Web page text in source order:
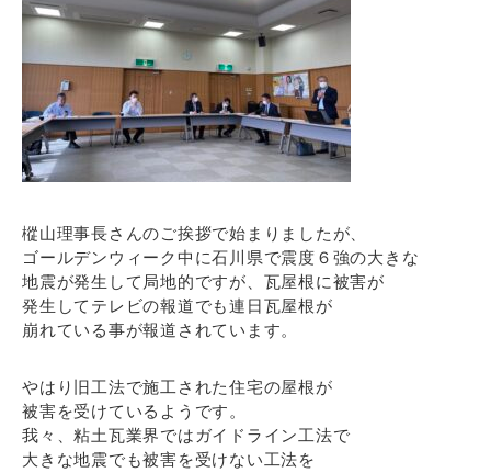
樅山理事長さんのご挨拶で始まりましたが、
ゴールデンウィーク中に石川県で震度６強の大きな
地震が発生して局地的ですが、瓦屋根に被害が
発生してテレビの報道でも連日瓦屋根が
崩れている事が報道されています。
やはり旧工法で施工された住宅の屋根が
被害を受けているようです。
我々、粘土瓦業界ではガイドライン工法で
大きな地震でも被害を受けない工法を